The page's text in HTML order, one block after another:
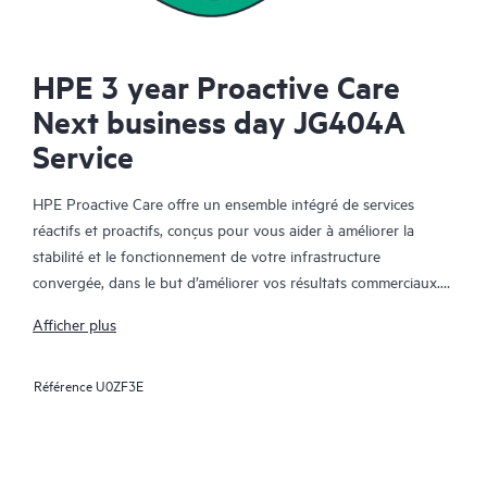
HPE 3 year Proactive Care
Next business day JG404A
Service
HPE Proactive Care offre un ensemble intégré de services
réactifs et proactifs, conçus pour vous aider à améliorer la
stabilité et le fonctionnement de votre infrastructure
convergée, dans le but d’améliorer vos résultats commerciaux.
nombreux composants ont besoin de fonctionner ensemble
pour prendre en charge les appareils dans ces environnements,
Afficher plus
RéférenceU0ZF3E